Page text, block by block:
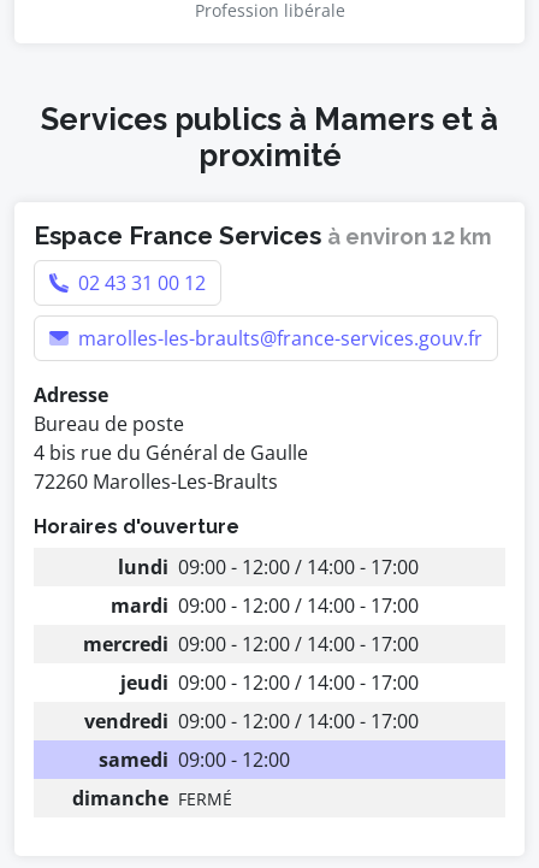
Profession libérale
Services publics à Mamers et à
proximité
Espace France Services à environ 12 km
02 43 31 00 12
marolles-les-braults@france-services.gouv.fr
Adresse
Bureau de poste
4 bis rue du Général de Gaulle
72260 Marolles-Les-Braults
Horaires d'ouverture
lundi 09:00 - 12:00 / 14:00 - 17:00
mardi 09:00 - 12:00 / 14:00 - 17:00
mercredi 09:00 - 12:00 / 14:00 - 17:00
jeudi 09:00 - 12:00 / 14:00 - 17:00
vendredi 09:00 - 12:00 / 14:00 - 17:00
samedi 09:00 - 12:00
dimanche FERMÉ